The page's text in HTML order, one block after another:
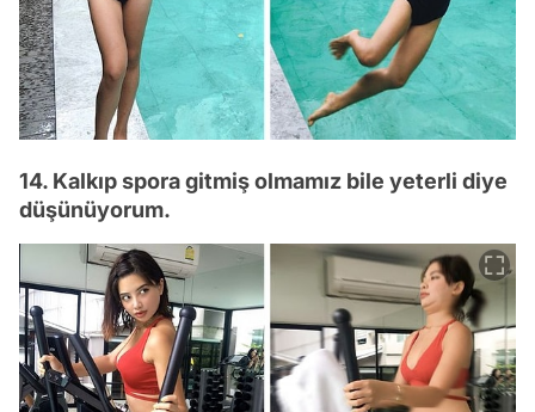
14. Kalkıp spora gitmiş olmamız bile yeterli diye
düşünüyorum.